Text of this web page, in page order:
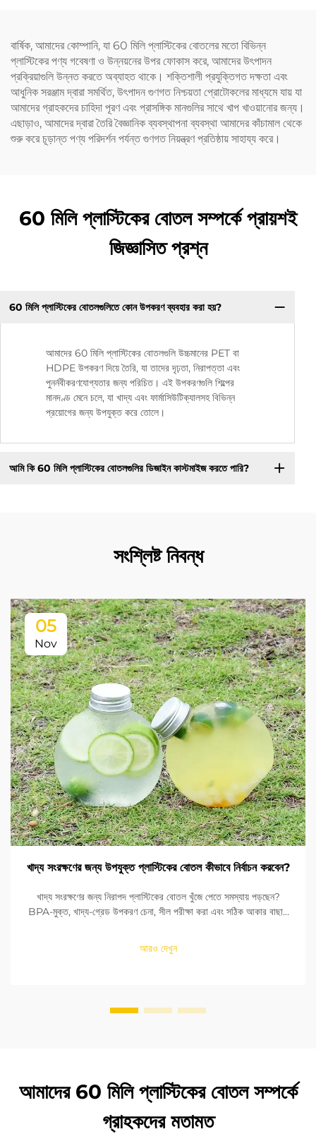
বার্ষিক, আমাদের কোম্পানি, যা 60 মিলি প্লাস্টিকের বোতলের মতো বিভিন্ন
প্লাস্টিকের পণ্য গবেষণা ও উন্নয়নের উপর ফোকাস করে, আমাদের উৎপাদন
প্রক্রিয়াগুলি উন্নত করতে অব্যাহত থাকে। শক্তিশালী প্রযুক্তিগত দক্ষতা এবং
আধুনিক সরঞ্জাম দ্বারা সমর্থিত, উৎপাদন গুণগত নিশ্চয়তা প্রোটোকলের মাধ্যমে যায় যা
আমাদের গ্রাহকদের চাহিদা পূরণ এবং প্রাসঙ্গিক মানগুলির সাথে খাপ খাওয়ানোর জন্য।
এছাড়াও, আমাদের দ্বারা তৈরি বৈজ্ঞানিক ব্যবস্থাপনা ব্যবস্থা আমাদের কাঁচামাল থেকে
শুরু করে চূড়ান্ত পণ্য পরিদর্শন পর্যন্ত গুণগত নিয়ন্ত্রণ প্রতিষ্ঠায় সাহায্য করে।
60 মিলি প্লাস্টিকের বোতল সম্পর্কে প্রায়শই
জিজ্ঞাসিত প্রশ্ন
60 মিলি প্লাস্টিকের বোতলগুলিতে কোন উপকরণ ব্যবহার করা হয়?
আমাদের 60 মিলি প্লাস্টিকের বোতলগুলি উচ্চমানের PET বা
HDPE উপকরণ দিয়ে তৈরি, যা তাদের দৃঢ়তা, নিরাপত্তা এবং
পুনর্নবীকরণযোগ্যতার জন্য পরিচিত। এই উপকরণগুলি শিল্পের
মানদণ্ড মেনে চলে, যা খাদ্য এবং ফার্মাসিউটিক্যালসহ বিভিন্ন
প্রয়োগের জন্য উপযুক্ত করে তোলে।
আমি কি 60 মিলি প্লাস্টিকের বোতলগুলির ডিজাইন কাস্টমাইজ করতে পারি?
সংশ্লিষ্ট নিবন্ধ
05
Nov
খাদ্য সংরক্ষণের জন্য উপযুক্ত প্লাস্টিকের বোতল কীভাবে নির্বাচন করবেন?
খাদ্য সংরক্ষণের জন্য নিরাপদ প্লাস্টিকের বোতল খুঁজে পেতে সমস্যায় পড়ছেন?
BPA-মুক্ত, খাদ্য-গ্রেড উপকরণ চেনা, সীল পরীক্ষা করা এবং সঠিক আকার বাছাই
আরও দেখুন
আমাদের 60 মিলি প্লাস্টিকের বোতল সম্পর্কে
গ্রাহকদের মতামত